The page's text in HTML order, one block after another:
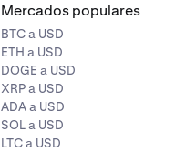
Mercados populares
BTC a USD
ETH a USD
DOGE a USD
XRP a USD
ADA a USD
SOL a USD
LTC a USD